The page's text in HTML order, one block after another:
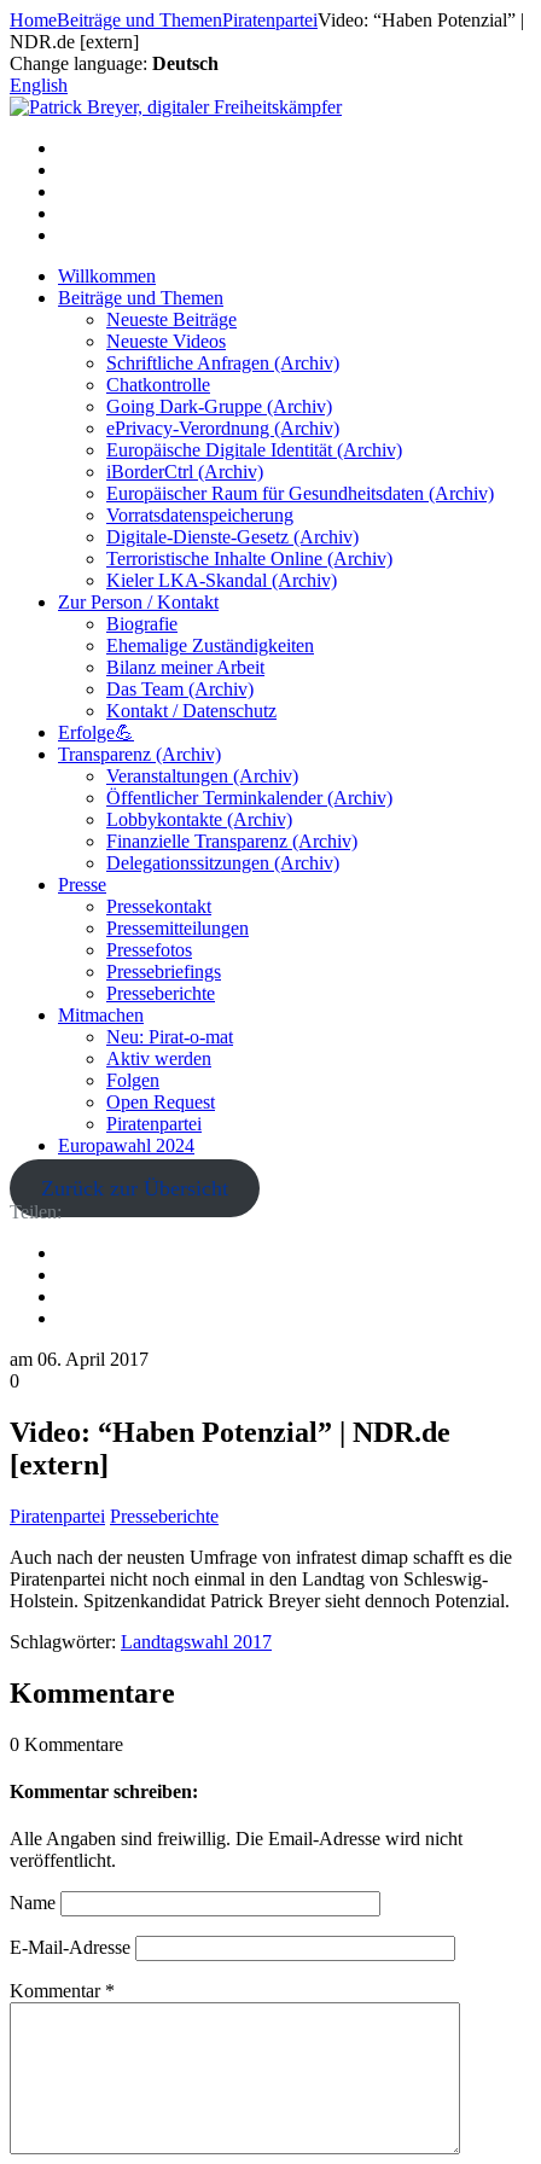
Zum
Inhalt
springen
HomeBeiträge und ThemenPiratenparteiVideo: “Haben Potenzial” |
NDR.de [extern]
Change language: Deutsch
English
Willkommen
Beiträge und Themen
Neueste Beiträge
Neueste Videos
Schriftliche Anfragen (Archiv)
Chatkontrolle
Going Dark-Gruppe (Archiv)
ePrivacy-Verordnung (Archiv)
Europäische Digitale Identität (Archiv)
iBorderCtrl (Archiv)
Europäischer Raum für Gesundheitsdaten (Archiv)
Vorratsdatenspeicherung
Digitale-Dienste-Gesetz (Archiv)
Terroristische Inhalte Online (Archiv)
Kieler LKA-Skandal (Archiv)
Zur Person / Kontakt
Biografie
Ehemalige Zuständigkeiten
Bilanz meiner Arbeit
Das Team (Archiv)
Kontakt / Datenschutz
Erfolge💪
Transparenz (Archiv)
Veranstaltungen (Archiv)
Öffentlicher Terminkalender (Archiv)
Lobbykontakte (Archiv)
Finanzielle Transparenz (Archiv)
Delegationssitzungen (Archiv)
Presse
Pressekontakt
Pressemitteilungen
Pressefotos
Pressebriefings
Presseberichte
Mitmachen
Neu: Pirat-o-mat
Aktiv werden
Folgen
Open Request
Piratenpartei
Europawahl 2024
Zurück zur Übersicht
Teilen:
am 06. April 2017
0
Video: “Haben Potenzial” | NDR.de
[extern]
Piratenpartei Presseberichte
Auch nach der neusten Umfrage von infratest dimap schafft es die
Piratenpartei nicht noch einmal in den Landtag von Schleswig-
Holstein. Spitzenkandidat Patrick Breyer sieht dennoch Potenzial.
Schlagwörter: Landtagswahl 2017
Kommentare
0 Kommentare
Kommentar schreiben:
Alle Angaben sind freiwillig. Die Email-Adresse wird nicht
veröffentlicht.
Name
E-Mail-Adresse
Kommentar *